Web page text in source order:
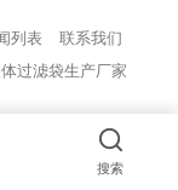
列表
联系我们
体过滤袋生产厂家
搜索